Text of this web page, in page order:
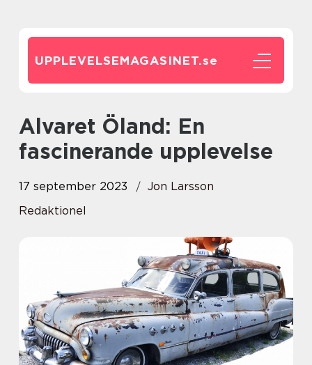
UPPLEVELSEMAGASINET.se
Alvaret Öland: En
fascinerande upplevelse
17 september 2023
Jon Larsson
Redaktionel